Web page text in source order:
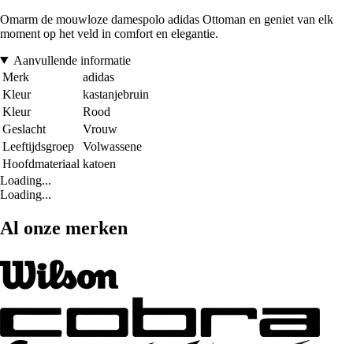
Omarm de mouwloze damespolo adidas Ottoman en geniet van elk
moment op het veld in comfort en elegantie.
Aanvullende informatie
Merk
adidas
Kleur
kastanjebruin
Kleur
Rood
Geslacht
Vrouw
Leeftijdsgroep
Volwassene
Hoofdmateriaal katoen
Loading...
Loading...
Al onze merken